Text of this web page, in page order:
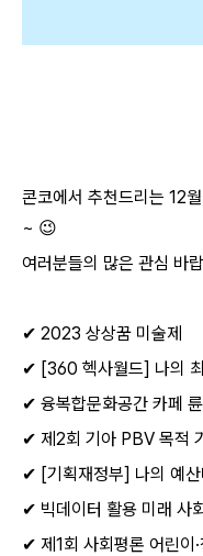
콘코에서 추천드리는 12
~ 😉
여러분들의 많은 관심 바
✔ 2023 상상꿈 미술제
✔ [360 헥사월드] 나의
✔ 융복합문화공간 카페
✔ 제2회 기아 PBV 목적
✔ [기획재정부] 나의 예산
✔ 빅데이터 활용 미래 사
✔ 제1회 사회평론 어린이